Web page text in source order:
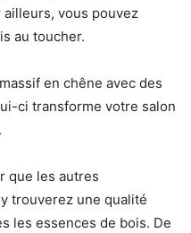
ailleurs, vous pouvez
au toucher.
en chêne avec des
ci transforme votre salon
que les autres
trouverez une qualité
les essences de bois. De